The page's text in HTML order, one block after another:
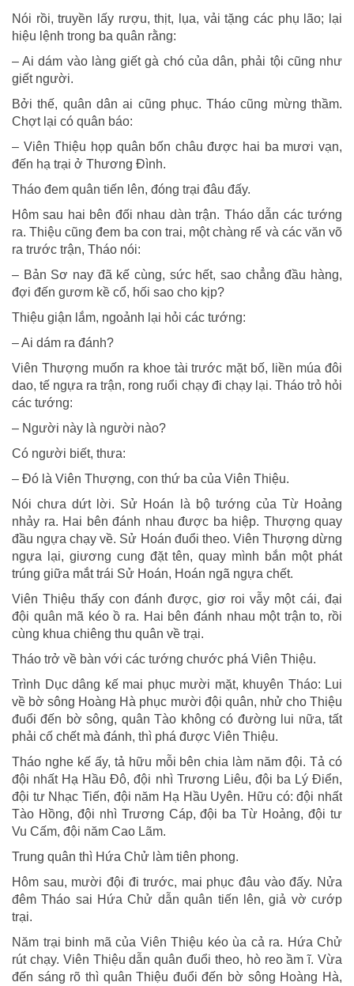
Nói rồi, truyền lấy rượu, thịt, lụa, vải tặng các phụ lão; lại
hiệu lệnh trong ba quân rằng:
– Ai dám vào làng giết gà chó của dân, phải tội cũng như
giết người.
Bởi thế, quân dân ai cũng phục. Tháo cũng mừng thầm.
Chợt lại có quân báo:
– Viên Thiệu họp quân bốn châu được hai ba mươi vạn,
đến hạ trại ở Thương Đình.
Tháo đem quân tiến lên, đóng trại đâu đấy.
Hôm sau hai bên đối nhau dàn trận. Tháo dẫn các tướng
ra. Thiệu cũng đem ba con trai, một chàng rể và các văn võ
ra trước trận, Tháo nói:
– Bản Sơ nay đã kế cùng, sức hết, sao chẳng đầu hàng,
đợi đến gươm kề cổ, hối sao cho kịp?
Thiệu giận lắm, ngoảnh lại hỏi các tướng:
– Ai dám ra đánh?
Viên Thượng muốn ra khoe tài trước mặt bố, liền múa đôi
dao, tế ngựa ra trận, rong ruổi chạy đi chạy lại. Tháo trỏ hỏi
các tướng:
– Người này là người nào?
Có người biết, thưa:
– Đó là Viên Thượng, con thứ ba của Viên Thiệu.
Nói chưa dứt lời. Sử Hoán là bộ tướng của Từ Hoảng
nhảy ra. Hai bên đánh nhau được ba hiệp. Thượng quay
đầu ngựa chạy về. Sử Hoán đuổi theo. Viên Thượng dừng
ngựa lại, giương cung đặt tên, quay mình bắn một phát
trúng giữa mắt trái Sử Hoán, Hoán ngã ngựa chết.
Viên Thiệu thấy con đánh được, giơ roi vẫy một cái, đại
đội quân mã kéo ồ ra. Hai bên đánh nhau một trận to, rồi
cùng khua chiêng thu quân về trại.
Tháo trở về bàn với các tướng chước phá Viên Thiệu.
Trình Dục dâng kế mai phục mười mặt, khuyên Tháo: Lui
về bờ sông Hoàng Hà phục mười đội quân, nhử cho Thiệu
đuổi đến bờ sông, quân Tào không có đường lui nữa, tất
phải cố chết mà đánh, thì phá được Viên Thiệu.
Tháo nghe kế ấy, tả hữu mỗi bên chia làm năm đội. Tả có
đội nhất Hạ Hầu Đô, đội nhì Trương Liêu, đội ba Lý Điển,
đội tư Nhạc Tiến, đội năm Hạ Hầu Uyên. Hữu có: đội nhất
Tào Hồng, đội nhì Trương Cáp, đội ba Từ Hoảng, đội tư
Vu Cấm, đội năm Cao Lãm.
Trung quân thì Hứa Chử làm tiên phong.
Hôm sau, mười đội đi trước, mai phục đâu vào đấy. Nửa
đêm Tháo sai Hứa Chử dẫn quân tiến lên, giả vờ cướp
trại.
Năm trại binh mã của Viên Thiệu kéo ùa cả ra. Hứa Chử
rút chạy. Viên Thiệu dẫn quân đuổi theo, hò reo ầm ĩ. Vừa
đến sáng rõ thì quân Thiệu đuổi đến bờ sông Hoàng Hà,